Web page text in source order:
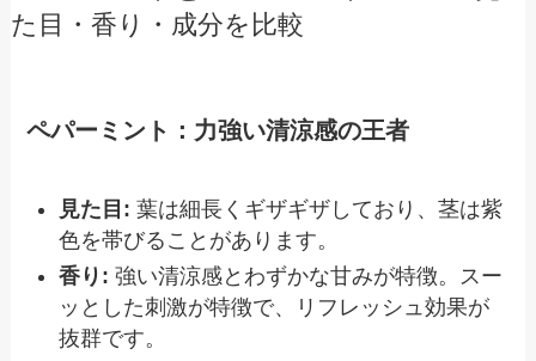
た目・香り・成分を比較
ペパーミント：力強い清涼感の王者
見た目: 葉は細長くギザギザしており、茎は紫
色を帯びることがあります。
香り: 強い清涼感とわずかな甘みが特徴。スー
ッとした刺激が特徴で、リフレッシュ効果が
抜群です。